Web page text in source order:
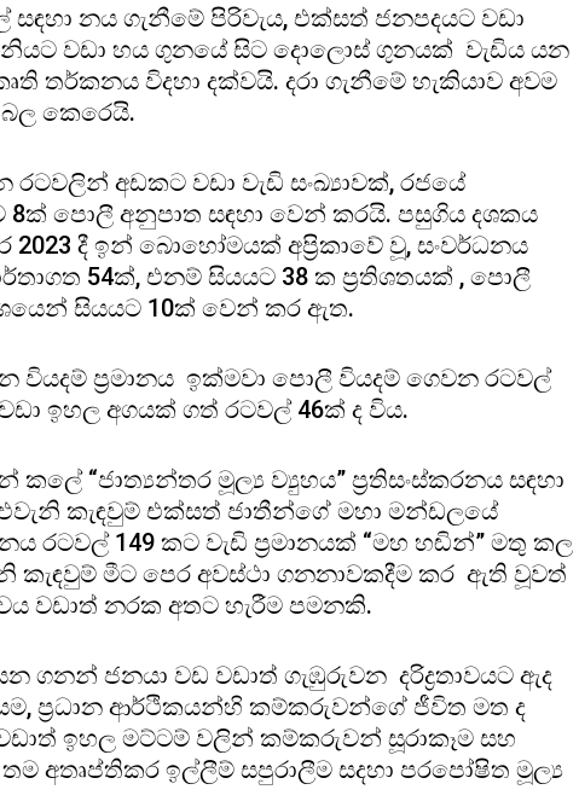
නය ගැනීමේ පිරිවැය, එක්සත් ජනපදයට වඩා
වඩා හය ගුනයේ සිට දොලොස් ගුනයක් වැඩිය යන
තර්කනය විදහා දක්වයි. දරා ගැනීමේ හැකියාව අවම
කෙරෙයි.
අඩකට වඩා වැඩි සංඛ්‍යාවක්, රජයේ
පොලී අනුපාත සඳහා වෙන් කරයි. පසුගිය දශකය
දී ඉන් බොහෝමයක් අප්‍රිකාවේ වූ, සංවර්ධනය
54ක්, එනම් සියයට 38 ක ප්‍රතිශතයක් , පොලී
සියයට 10ක් වෙන් කර ඇත.
වියදම් ප්‍රමානය ඉක්මවා පොලී වියදම් ගෙවන රටවල්
ඉහල අගයක් ගත් රටවල් 46ක් ද විය.
“ජාත්‍යන්තර මූල්‍ය ව්‍යුහය” ප්‍රතිසංස්කරනය සඳහා
කැඳවුම් එක්සත් ජාතීන්ගේ මහා මන්ඩලයේ
රටවල් 149 කට වැඩි ප්‍රමානයක් “මහ හඬින්” මතු කල
මීට පෙර අවස්ථා ගනනාවකදීම කර ඇති වූවත්
වඩාත් නරක අතට හැරීම පමනකි.
ගනන් ජනයා වඩ වඩාත් ගැඹුරුවන දරිද්‍රතාවයට ඇද
ප්‍රධාන ආර්ථිකයන්හි කම්කරුවන්ගේ ජීවිත මත ද
ඉහල මට්ටම් වලින් කම්කරුවන් සූරාකෑම සහ
අතෘප්තිකර ඉල්ලීම් සපුරාලීම සදහා පරපෝෂිත මූල්‍ය